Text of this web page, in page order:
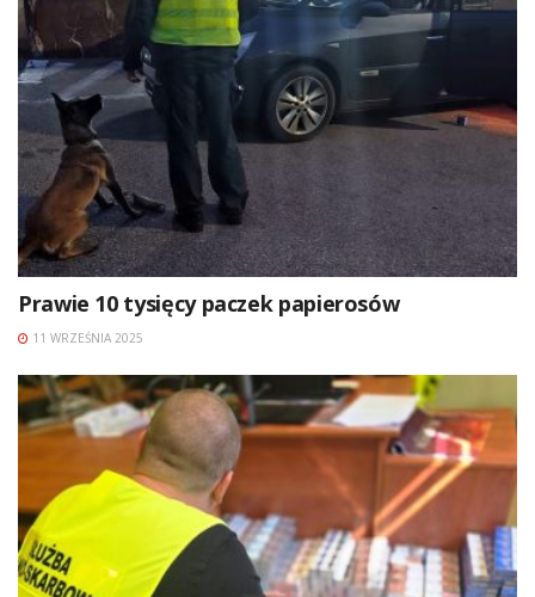
Prawie 10 tysięcy paczek papierosów
11 WRZEŚNIA 2025